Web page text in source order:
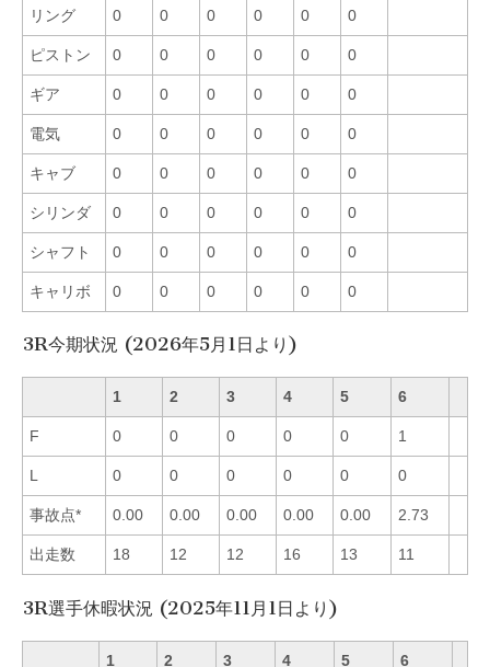
リング 0 0 0 0 0 0
ピストン 0 0 0 0 0 0
ギア 0 0 0 0 0 0
電気 0 0 0 0 0 0
キャブ 0 0 0 0 0 0
シリンダ 0 0 0 0 0 0
シャフト 0 0 0 0 0 0
キャリボ 0 0 0 0 0 0
3R今期状況 (2026年5月1日より)
1 2 3 4 5 6
F 0 0 0 0 0 1
L 0 0 0 0 0 0
事故点* 0.00 0.00 0.00 0.00 0.00 2.73
出走数 18 12 12 16 13 11
3R選手休暇状況 (2025年11月1日より)
1 2 3 4 5 6